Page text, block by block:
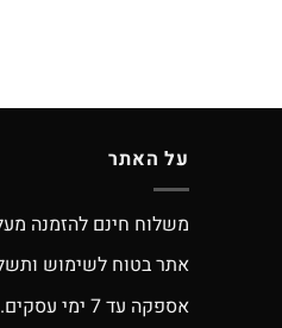
על האתר
משלוח חינם להזמנה מעל 500
אתר בטוח לשימוש
אספקה עד 7 ימי עסקים.